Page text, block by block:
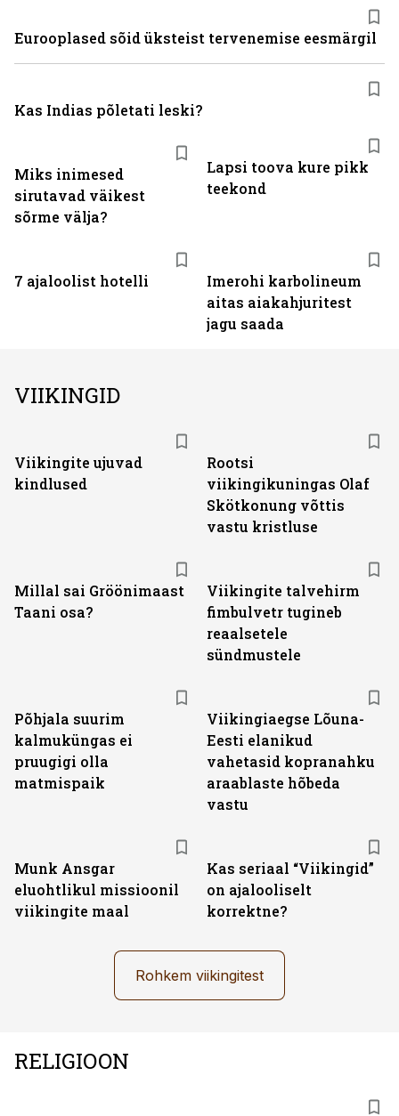
Miks inimesed
sirutavad väikest
sõrme välja?
Lapsi toova kure pikk
teekond
7 ajaloolist hotelli
Imerohi karbolineum
aitas aiakahjuritest
jagu saada
Eurooplased sõid üksteist tervenemise eesmärgil
Kas Indias põletati leski?
VIIKINGID
Viikingite ujuvad
kindlused
Rootsi
viikingikuningas Olaf
Skötkonung võttis
vastu kristluse
Millal sai Gröönimaast
Taani osa?
Viikingite talvehirm
fimbulvetr tugineb
reaalsetele
sündmustele
Põhjala suurim
kalmuküngas ei
pruugigi olla
matmispaik
Viikingiaegse Lõuna-
Eesti elanikud
vahetasid kopranahku
araablaste hõbeda
vastu
Munk Ansgar
eluohtlikul missioonil
viikingite maal
Kas seriaal “Viikingid”
on ajalooliselt
korrektne?
Rohkem viikingitest
RELIGIOON